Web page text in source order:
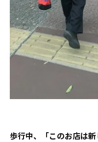
歩行中、「このお店は